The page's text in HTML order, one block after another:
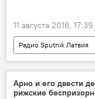
11 августа 2018, 17:39
Радио Sputnik Латвия
Андрей Манойло
Арно и его двести
рижские